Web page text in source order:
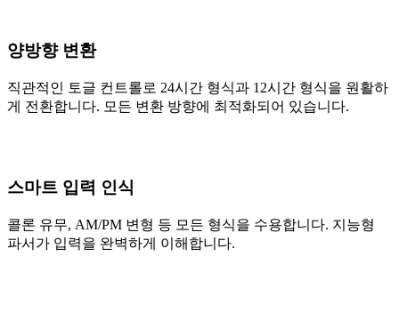
양방향 변환
직관적인 토글 컨트롤로 24시간 형식과 12시간 형식을 원활하
게 전환합니다. 모든 변환 방향에 최적화되어 있습니다.
스마트 입력 인식
콜론 유무, AM/PM 변형 등 모든 형식을 수용합니다. 지능형
파서가 입력을 완벽하게 이해합니다.